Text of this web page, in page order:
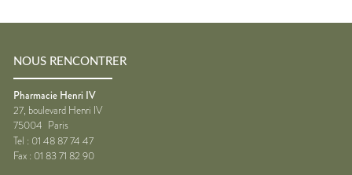
NOUS RENCONTRER
Pharmacie Henri IV
27, boulevard Henri IV
75004 Paris
Tel : 01 48 87 74 47
Fax : 01 83 71 82 90